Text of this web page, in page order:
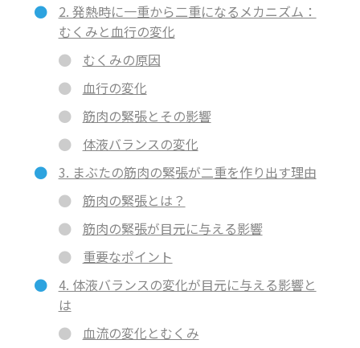
2. 発熱時に一重から二重になるメカニズム：
むくみと血行の変化
むくみの原因
血行の変化
筋肉の緊張とその影響
体液バランスの変化
3. まぶたの筋肉の緊張が二重を作り出す理由
筋肉の緊張とは？
筋肉の緊張が目元に与える影響
重要なポイント
4. 体液バランスの変化が目元に与える影響と
は
血流の変化とむくみ